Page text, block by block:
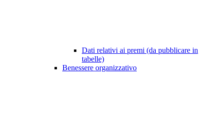
Dati relativi ai premi (da pubblicare in
tabelle)
Benessere organizzativo